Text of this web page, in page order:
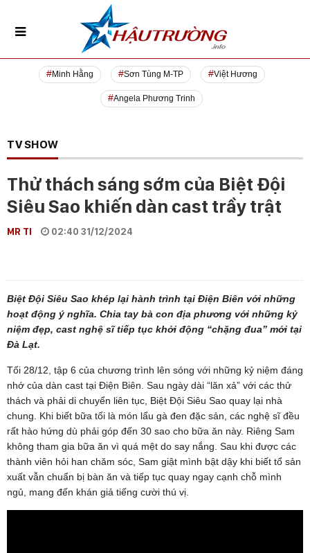
Minh Hằng Sơn Tùng M-TP Việt Hương
Angela Phương Trinh
TV SHOW
Thử thách sáng sớm của Biệt Đội
Siêu Sao khiến dàn cast trầy trật
MR TI 02:40 31/12/2024
Biệt Đội Siêu Sao khép lại hành trình tại Điện Biên với những
hoạt động ý nghĩa. Chia tay bà con địa phương với những kỷ
niệm đẹp, cast nghệ sĩ tiếp tục khởi động “chặng đua” mới tại
Đà Lạt.
Tối 28/12, tập 6 của chương trình lên sóng với những kỷ niệm đáng
nhớ của dàn cast tại Điện Biên. Sau ngày dài “lăn xả” với các thử
thách và phải di chuyển liên tục, Biệt Đội Siêu Sao quay lại nhà
chung. Khi biết bữa tối là món lẩu gà đen đặc sản, các nghệ sĩ đều
rất hào hứng dù phải góp đến 30 sao cho bữa ăn này. Riêng Sam
không tham gia bữa ăn vì quá mệt do say nắng. Sau khi được các
thành viên hỏi han chăm sóc, Sam giật mình bật dậy khi biết tổ sản
xuất vẫn chuẩn bị bàn ăn và tiếp tục quay ngay cạnh chỗ mình
ngủ, mang đến khán giả tiếng cười thú vị.